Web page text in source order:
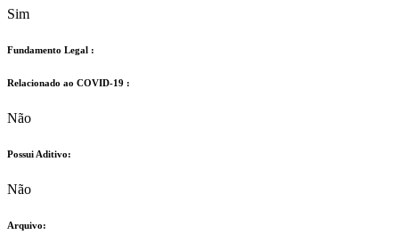
Sim
Fundamento Legal :​
Relacionado ao COVID-19 :​
Não
Possui Aditivo:​
Não
Arquivo: